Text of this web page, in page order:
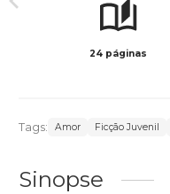
24 páginas
Tags: Amor Ficção Juvenil
Sinopse